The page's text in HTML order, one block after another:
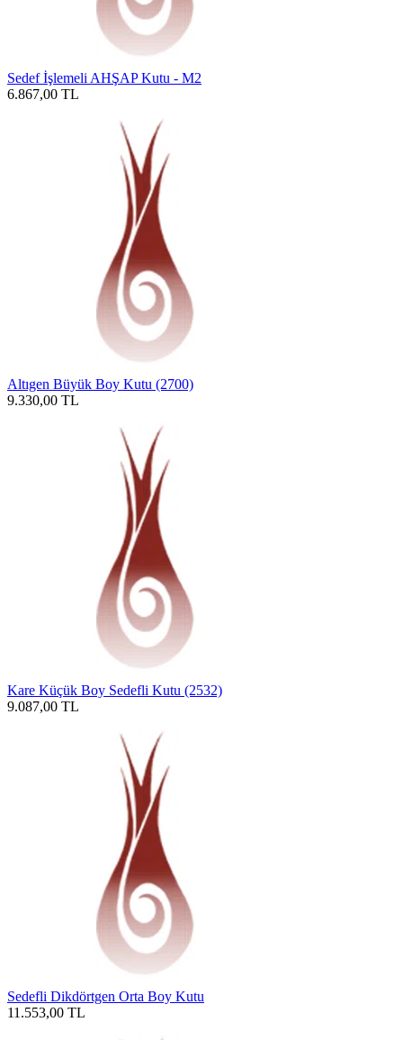
Sedef İşlemeli AHŞAP Kutu - M2
6.867,00 TL
Altıgen Büyük Boy Kutu (2700)
9.330,00 TL
Kare Küçük Boy Sedefli Kutu (2532)
9.087,00 TL
Sedefli Dikdörtgen Orta Boy Kutu
11.553,00 TL